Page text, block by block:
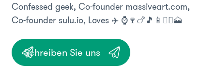
Confessed geek, Co-founder massiveart.com,
Co-founder sulu.io, Loves ✈️ ⌚️🍷🍗🎵📱🏃‍♂️🗻
Schreiben Sie uns